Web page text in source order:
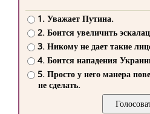
1. Уважает Путина.
2. Боится увеличить
3. Никому не дает такие
4. Боится нападения
5. Просто у него манера
не сделать.